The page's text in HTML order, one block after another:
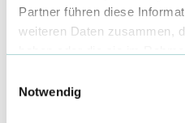
Partner führen diese
weiteren Daten zusammen,
Notwendig